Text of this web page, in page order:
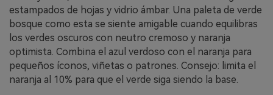
estampados de hojas y vidrio ámbar. Una paleta de verde
bosque como esta se siente amigable cuando equilibras
los verdes oscuros con neutro cremoso y naranja
optimista. Combina el azul verdoso con el naranja para
pequeños íconos, viñetas o patrones. Consejo: limita el
naranja al 10% para que el verde siga siendo la base.